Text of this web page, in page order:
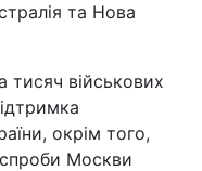
та Нова
тисяч військових
окрім того,
Москви